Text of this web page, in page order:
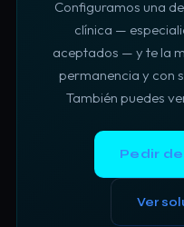
Configuramos una
clínica —
aceptados — y te la
permanencia y con
También puedes
Pedir
Ver